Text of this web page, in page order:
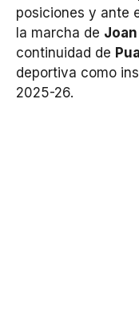
posiciones y ante
la marcha de
continuidad de
deportiva como
2025-26.